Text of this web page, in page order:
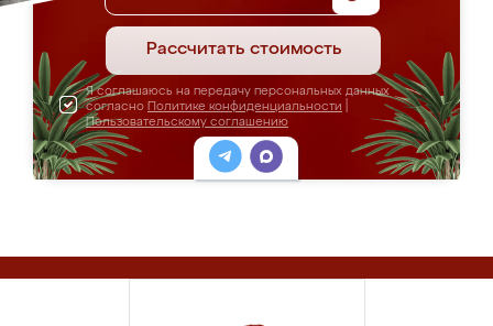
Рассчитать стоимость
Я соглашаюсь на передачу персональных данных
согласно Политике конфиденциальности
Пользовательскому соглашению